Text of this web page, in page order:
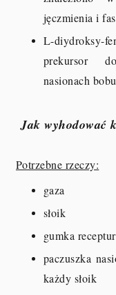
jęczmienia i
L-
prekursor
nasionach
Jak wyhodować
Potrzebne rzeczy:
gaza
słoik
gumka
paczuszka
każdy słoik